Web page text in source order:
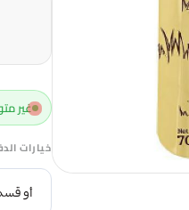
غير
خيارات